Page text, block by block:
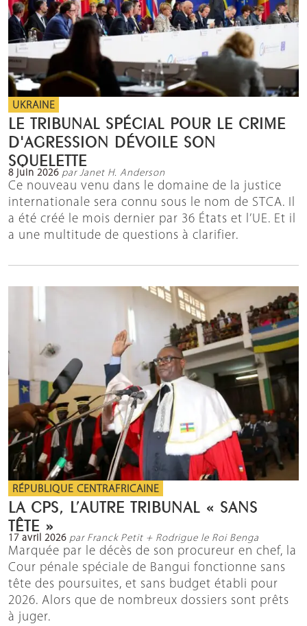
UKRAINE
LE TRIBUNAL SPÉCIAL POUR LE CRIME
D'AGRESSION DÉVOILE SON
SQUELETTE
8 juin 2026 par Janet H. Anderson
Ce nouveau venu dans le domaine de la justice
internationale sera connu sous le nom de STCA. Il
a été créé le mois dernier par 36 États et l’UE. Et il
a une multitude de questions à clarifier.
RÉPUBLIQUE CENTRAFRICAINE
LA CPS, L’AUTRE TRIBUNAL « SANS
TÊTE »
17 avril 2026 par Franck Petit + Rodrigue le Roi Benga
Marquée par le décès de son procureur en chef, la
Cour pénale spéciale de Bangui fonctionne sans
tête des poursuites, et sans budget établi pour
2026. Alors que de nombreux dossiers sont prêts
à juger.